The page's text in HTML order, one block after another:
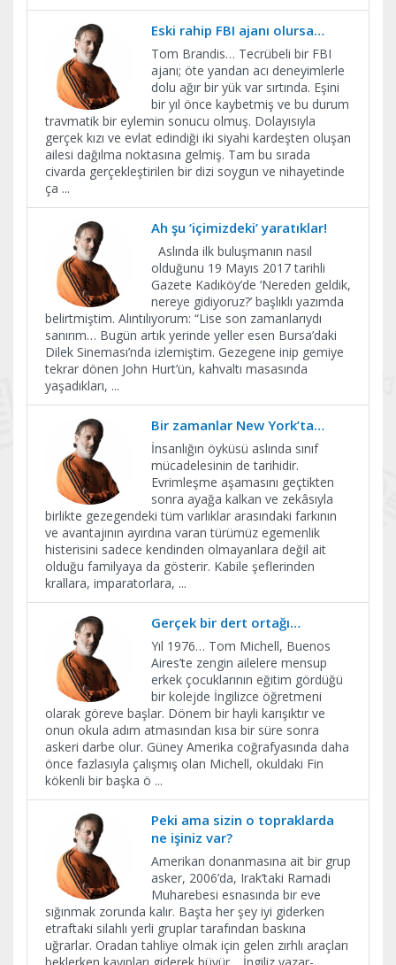
Eski rahip FBI ajanı olursa…
Tom Brandis… Tecrübeli bir FBI
ajanı; öte yandan acı deneyimlerle
dolu ağır bir yük var sırtında. Eşini
bir yıl önce kaybetmiş ve bu durum
travmatik bir eylemin sonucu olmuş. Dolayısıyla
gerçek kızı ve evlat edindiği iki siyahi kardeşten oluşan
ailesi dağılma noktasına gelmiş. Tam bu sırada
civarda gerçekleştirilen bir dizi soygun ve nihayetinde
ça ...
Ah şu ‘içimizdeki’ yaratıklar!
Aslında ilk buluşmanın nasıl
olduğunu 19 Mayıs 2017 tarihli
Gazete Kadıköy’de ‘Nereden geldik,
nereye gidiyoruz?’ başlıklı yazımda
belirtmiştim. Alıntılıyorum: “Lise son zamanlarıydı
sanırım… Bugün artık yerinde yeller esen Bursa’daki
Dilek Sineması’nda izlemiştim. Gezegene inip gemiye
tekrar dönen John Hurt’ün, kahvaltı masasında
yaşadıkları, ...
Bir zamanlar New York’ta…
İnsanlığın öyküsü aslında sınıf
mücadelesinin de tarihidir.
Evrimleşme aşamasını geçtikten
sonra ayağa kalkan ve zekâsıyla
birlikte gezegendeki tüm varlıklar arasındaki farkının
ve avantajının ayırdına varan türümüz egemenlik
histerisini sadece kendinden olmayanlara değil ait
olduğu familyaya da gösterir. Kabile şeflerinden
krallara, imparatorlara, ...
Gerçek bir dert ortağı…
Yıl 1976… Tom Michell, Buenos
Aires’te zengin ailelere mensup
erkek çocuklarının eğitim gördüğü
bir kolejde İngilizce öğretmeni
olarak göreve başlar. Dönem bir hayli karışıktır ve
onun okula adım atmasından kısa bir süre sonra
askeri darbe olur. Güney Amerika coğrafyasında daha
önce fazlasıyla çalışmış olan Michell, okuldaki Fin
kökenli bir başka ö ...
Peki ama sizin o topraklarda
ne işiniz var?
Amerikan donanmasına ait bir grup
asker, 2006’da, Irak’taki Ramadi
Muharebesi esnasında bir eve
sığınmak zorunda kalır. Başta her şey iyi giderken
etraftaki silahlı yerli gruplar tarafından baskına
uğrarlar. Oradan tahliye olmak için gelen zırhlı araçları